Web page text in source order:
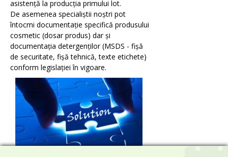
Coloranti
Conservanti
asistență la producția primului lot.
De asemenea specialiștii noștri pot
întocmi documentație specifică produsului
cosmetic (dosar produs) dar și
documentația detergenților (MSDS - fișă
de securitate, fișă tehnică, texte etichete)
conform legislației în vigoare.